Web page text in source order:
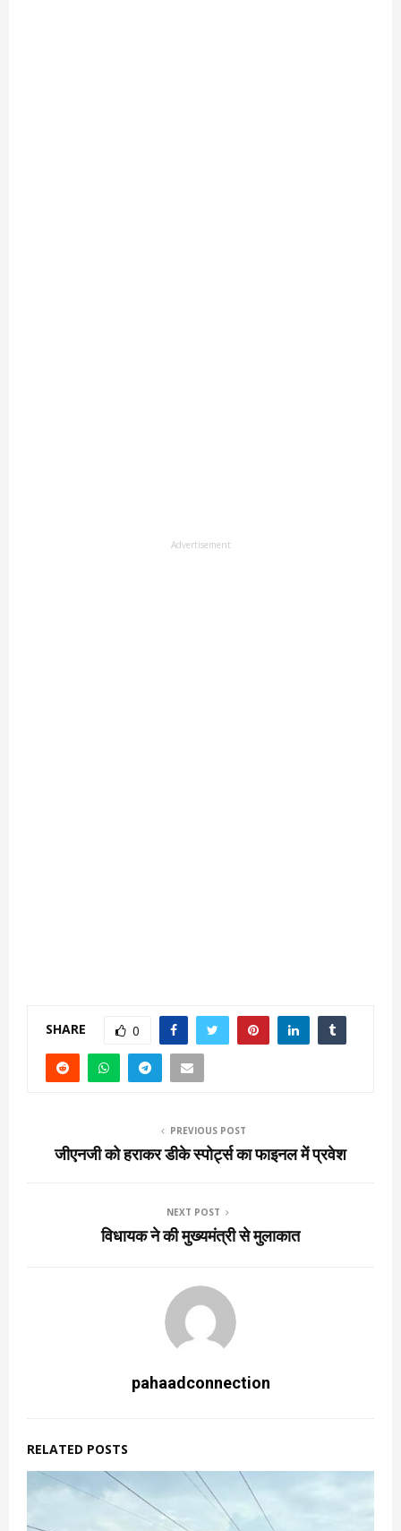
Advertisement
SHARE 0
PREVIOUS POST
जीएनजी को हराकर डीके स्पोर्ट्स का फाइनल में प्रवेश
NEXT POST
विधायक ने की मुख्यमंत्री से मुलाकात
pahaadconnection
RELATED POSTS